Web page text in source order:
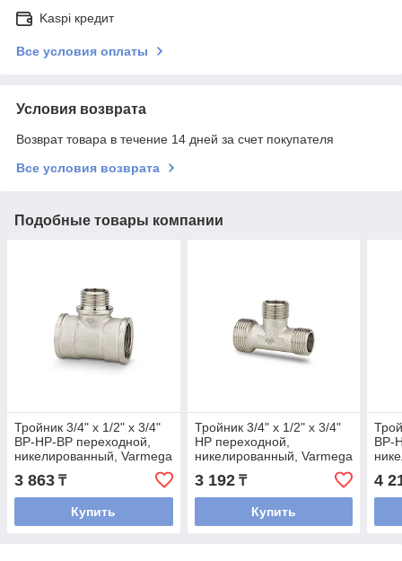
Kaspi кредит
Все условия оплаты
Условия возврата
Возврат товара в течение 14 дней за счет покупателя
Все условия возврата
Подобные товары компании
Тройник 3/4" x 1/2" x 3/4"
ВР-НР-ВР переходной,
никелированный, Varmega
3 863 ₸
Купить
Тройник 3/4" x 1/2" x 3/4"
НР переходной,
никелированный, Varmega
3 192₸
Купить
ВР-
4